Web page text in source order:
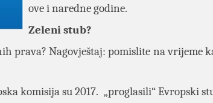
ove i naredne godine.
Zeleni stub?
prava? Nagovještaj: pomislite na vrijeme
komisija su 2017. „proglasili“ Evropski